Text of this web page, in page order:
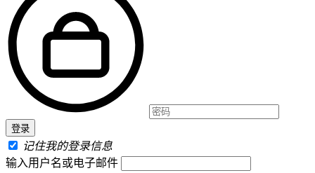
记住我的登录信息
输入用户名或电子邮件